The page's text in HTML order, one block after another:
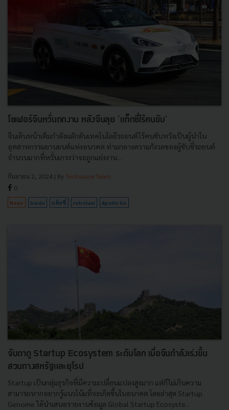
โชเฟอร์จีนหวั่นตกงาน หลังจีนลุย ‘แท็กซี่ไร้คนขับ’
จีนเดินหน้าเต็มกำลังผลักดันเทคโนโลยีรถยนต์ไร้คนขับหวังเป็นผู้นำใน
อุตสาหกรรมยานยนต์แห่งอนาคต ท่ามกลางความกังวลของผู้ขับขี่รถยนต์
จำนวนมากที่หวั่นเกรงว่าจะถูกแย่งงาน...
กันยายน 2, 2024 | By Techsauce Team
0
News baidu แท็กซี่ robotaxi Apollo Go
จับตาดู Startup Ecosystem ระดับโลก เมื่อจีนกำลังเร่งขึ้น
สวนทางสหรัฐและยุโรป
Startup เป็นกลุ่มธุรกิจที่มีความเปลี่ยนแปลงสูงมาก แต่ก็ไม่เกินความ
สามารถหากอยากรู้แนวโน้มที่จะเกิดขึ้นในอนาคต โดยล่าสุด Startup
Genome ได้นำเสนอรายงานข้อมูล Global Startup Ecosyste...